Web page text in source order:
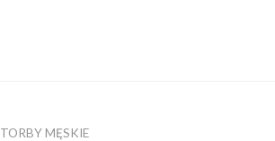
TORBY MĘSKIE